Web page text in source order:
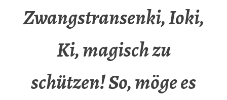
Zwangstransenki, Ioki,
Ki, magisch zu
schützen! So, möge es